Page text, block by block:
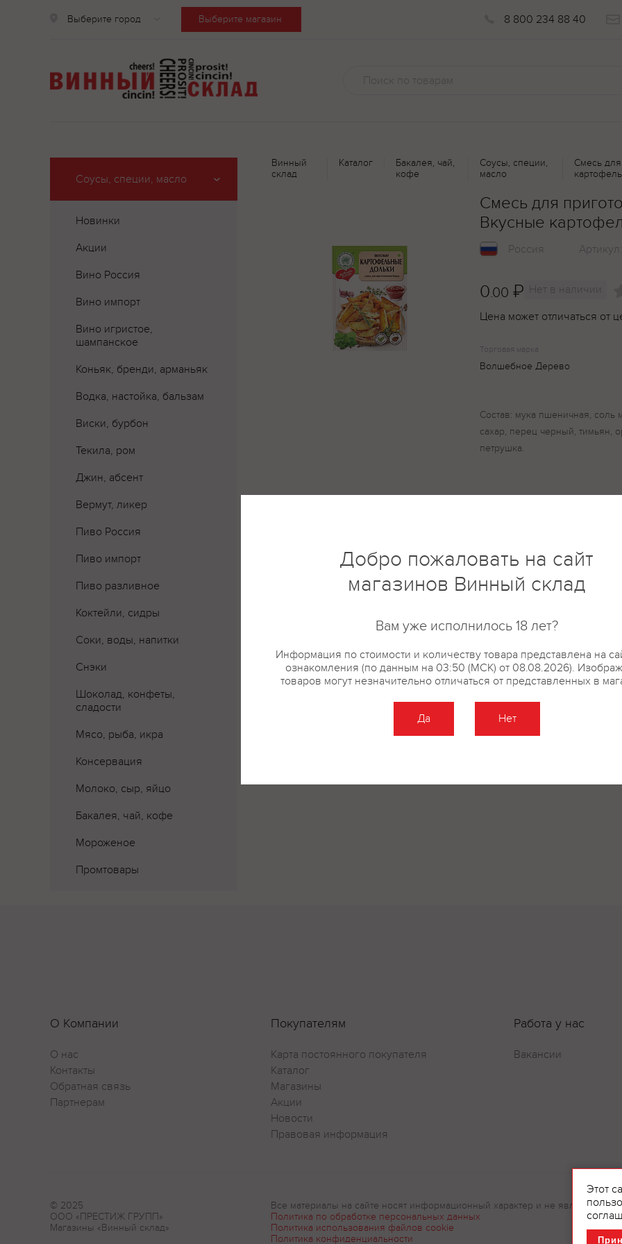
Выберите город Выберите магазин 8 800 234 88 40
Соусы, специи, масло
Новинки
Акции
Вино Россия
Вино импорт
Вино игристое,
шампанское
Коньяк, бренди, арманьяк
Водка, настойка, бальзам
Виски, бурбон
Текила, ром
Джин, абсент
Вермут, ликер
Пиво Россия
Пиво импорт
Пиво разливное
Коктейли, сидры
Соки, воды, напитки
Снэки
Шоколад, конфеты,
сладости
Мясо, рыба, икра
Консервация
Молоко, сыр, яйцо
Бакалея, чай, кофе
Мороженое
Промтовары
Винный
склад
Каталог
Бакалея, чай,
кофе
Соусы, специи,
масло
Смесь
Смесь для
Вкусные
Россия Артикул:
0.00 ₽ Нет в наличии
Цена может отличаться от
Торговая марка
Волшебное Дерево
Состав: мука пшеничная, соль
сахар, перец черный, тимьян,
петрушка.
О Компании
О нас
Контакты
Обратная связь
Партнерам
Покупателям
Карта постоянного покупателя
Каталог
Магазины
Акции
Новости
Правовая информация
Работа у нас
Вакансии
© 2025
ООО «ПРЕСТИЖ ГРУПП»
Магазины «Винный склад»
Все материалы на сайте носят информационный характер и не являются
Политика по обработке персональных данных
Политика использования файлов cookie
Политика конфиденциальности
Этот
Добро пожаловать на сайт
магазинов Винный склад
Вам уже исполнилось 18 лет?
Информация по стоимости и количеству товара представлена на
ознакомления (по данным на 03:50 (МСК) от 08.08.2026).
товаров могут незначительно отличаться от представленных в
Да Нет